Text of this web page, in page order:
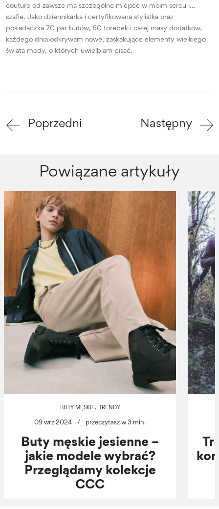
couture od zawsze ma szczególne miejsce w moim sercu i…
szafie. Jako dziennikarka i certyfikowana stylistka oraz
posiadaczka 70 par butów, 60 torebek i całej masy dodatków,
każdego dnia odkrywam nowe, zaskakujące elementy wielkiego
świata mody, o których uwielbiam pisać.
Poprzedni Następny
Powiązane artykuły
BUTY MĘSKIE, TRENDY
09 wrz 2024 / przeczytasz w 3 min.
Buty męskie jesienne –
jakie modele wybrać?
Przeglądamy kolekcje
CCC